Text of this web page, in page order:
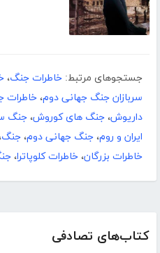
کتاب‌های تصادفی
جستجوهای مرتبط: خاطرات جنگ،
سربازان جنگ جهانی دوم، خاطرات
داریوش، جنگ های کوروش، جنگ
ایران و روم، جنگ جهانی دوم، جنگ
خاطرات بزرگان، خاطرات کلوپاترا،